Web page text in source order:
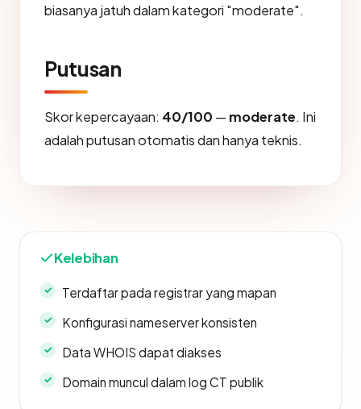
biasanya jatuh dalam kategori "moderate".
Putusan
Skor kepercayaan: 40/100 — moderate. Ini
adalah putusan otomatis dan hanya teknis.
Kelebihan
Terdaftar pada registrar yang mapan
Konfigurasi nameserver konsisten
Data WHOIS dapat diakses
Domain muncul dalam log CT publik